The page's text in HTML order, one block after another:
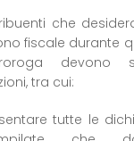
che
fiscale durante
devono
tra cui:
tutte le